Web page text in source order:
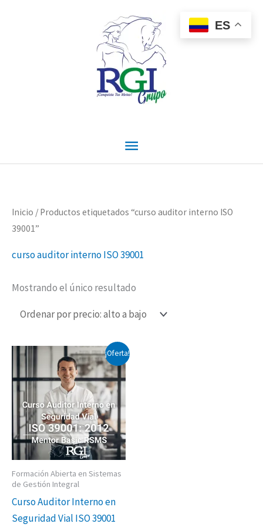
Menú
principal
Inicio / Productos etiquetados “curso auditor interno ISO
39001”
curso auditor interno ISO 39001
Mostrando el único resultado
¡Oferta!
Formación Abierta en Sistemas
de Gestión Integral
Curso Auditor Interno en
Seguridad Vial ISO 39001
precio
original
era:
$650,000.00.
El
precio
actual
es:
$550,000.00.
ES